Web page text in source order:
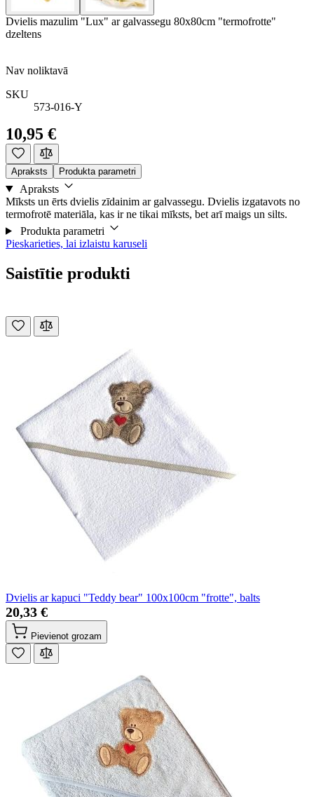
Dvielis mazulim "Lux" ar galvassegu 80x80cm "termofrotte"
dzeltens
Nav noliktavā
SKU
573-016-Y
10,95 €
Apraksts Produkta parametri
Apraksts
Mīksts un ērts dvielis zīdainim ar galvassegu. Dvielis izgatavots no
termofrotē materiāla, kas ir ne tikai mīksts, bet arī maigs un silts.
Produkta parametri
Pieskarieties, lai izlaistu karuseli
Saistītie produkti
Dvielis ar kapuci "Teddy bear" 100x100cm "frotte", balts
20,33 €
Pievienot grozam